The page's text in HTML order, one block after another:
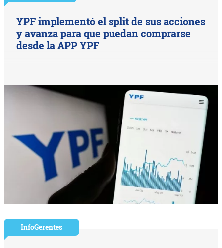
YPF implementó el split de sus acciones
y avanza para que puedan comprarse
desde la APP YPF
InfoGerentes